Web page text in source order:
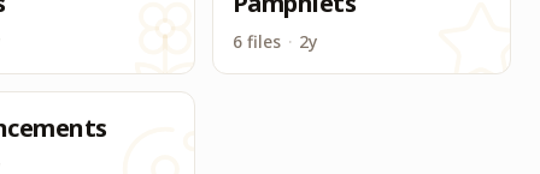
6 files · 2y